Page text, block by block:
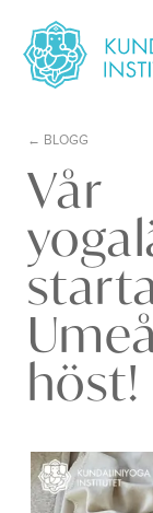
BLOGG
Vår
höst!